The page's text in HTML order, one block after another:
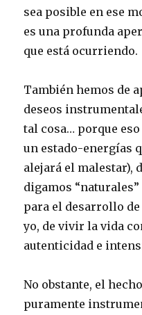
sea posible en ese
es una profunda
que está ocurriendo.
También hemos de
deseos
tal cosa… porque
un estado-energías
alejará el malestar),
digamos
para el desarrollo de
yo, de vivir la vida
autenticidad e
No obstante, el
puramente